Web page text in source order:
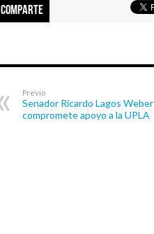
Comparte
Previo
Senador Ricardo Lagos Weber
compromete apoyo a la UPLA